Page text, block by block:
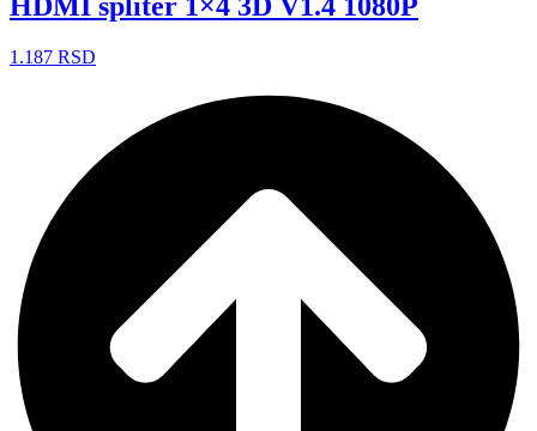
1.187 RSD